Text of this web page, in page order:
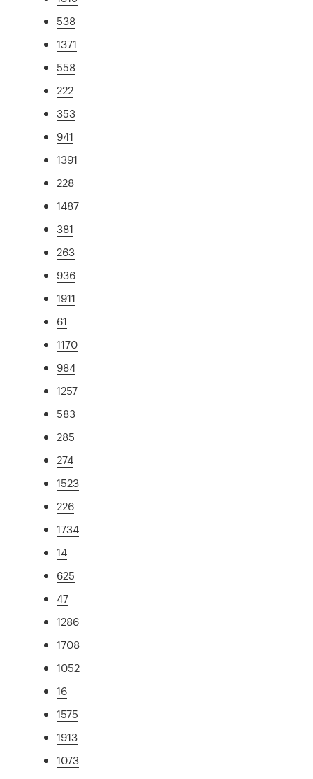
538
1371
558
222
353
941
1391
228
1487
381
263
936
1911
61
1170
984
1257
583
285
274
1523
226
1734
14
625
47
1286
1708
1052
16
1575
1913
1073